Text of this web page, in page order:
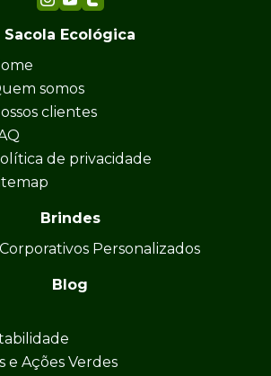
Sacola Ecológica
somos
clientes
de privacidade
Brindes
Personalizados
Blog
e Ações Verdes